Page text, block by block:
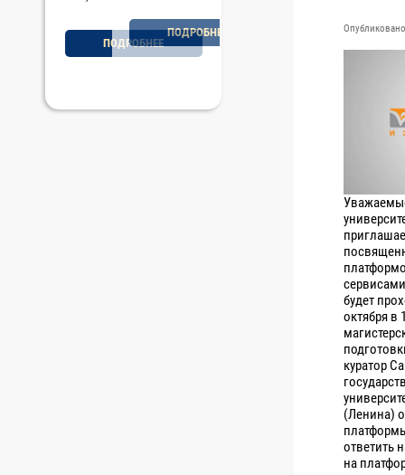
ПОДРОБНЕЕ
будет
октября в
куратор
(Ленина)
ответить
на